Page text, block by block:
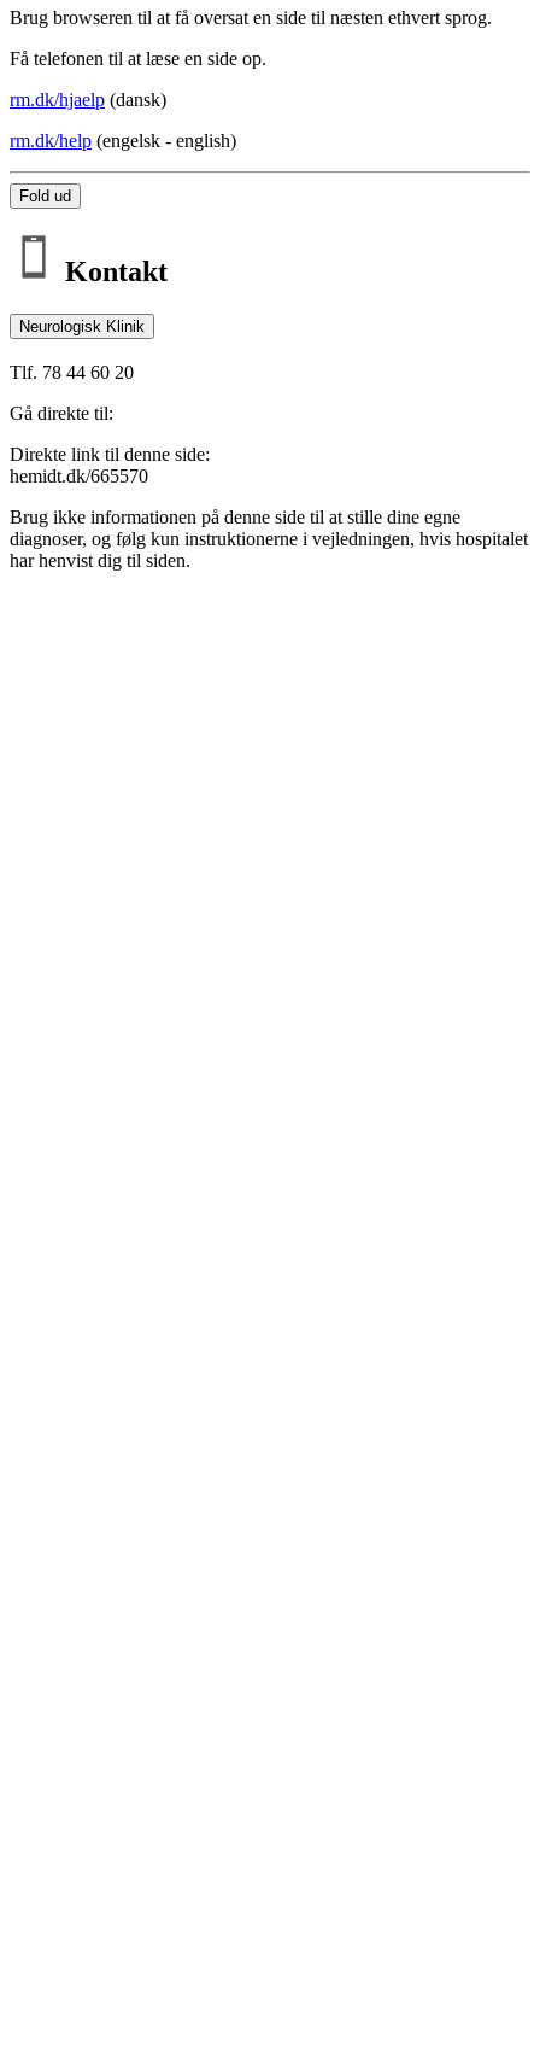
Brug browseren til at få oversat en side til næsten ethvert sprog.
Få telefonen til at læse en side op.
rm.dk/hjaelp (dansk)
rm.dk/help (engelsk - english)
Fold ud
Kontakt
Neurologisk Klinik
Tlf. 78 44 60 20
Gå direkte til:
Direkte link til denne side:
hemidt.dk/665570
Brug ikke informationen på denne side til at stille dine egne
diagnoser, og følg kun instruktionerne i vejledningen, hvis hospitalet
har henvist dig til siden.